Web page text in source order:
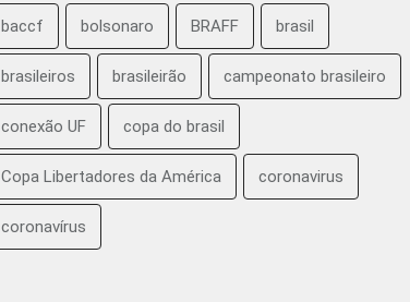
baccf bolsonaro BRAFF brasil
brasileiros brasileirão campeonato brasileiro
conexão UF copa do brasil
Copa Libertadores da América coronavirus
coronavírus